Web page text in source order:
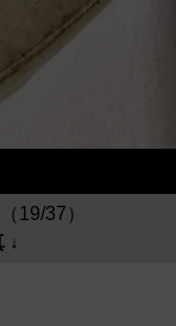
19/37）
↓